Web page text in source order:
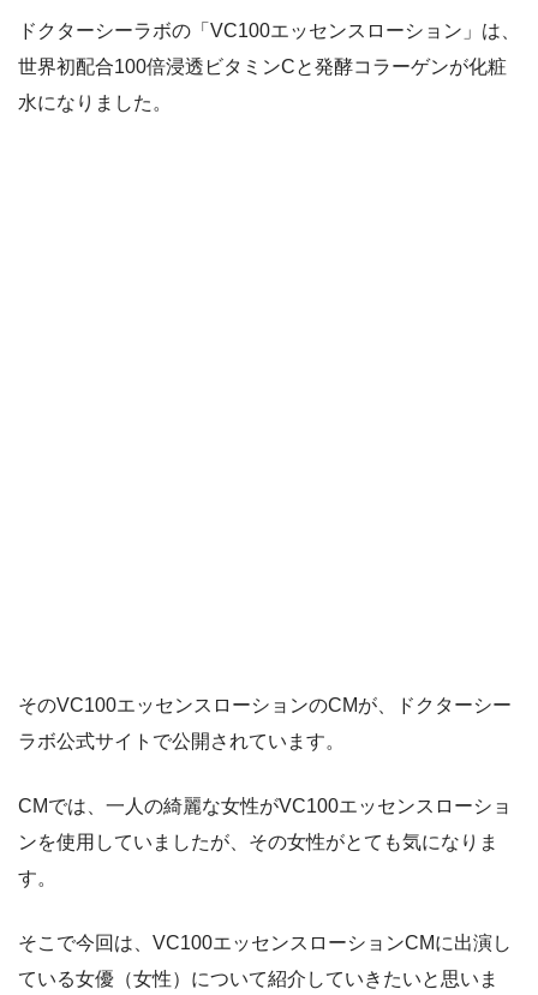
ドクターシーラボの「VC100エッセンスローション」は、
世界初配合100倍浸透ビタミンCと発酵コラーゲンが化粧
水になりました。
そのVC100エッセンスローションのCMが、ドクターシー
ラボ公式サイトで公開されています。
CMでは、一人の綺麗な女性がVC100エッセンスローショ
ンを使用していましたが、その女性がとても気になりま
す。
そこで今回は、VC100エッセンスローションCMに出演し
ている女優（女性）について紹介していきたいと思いま